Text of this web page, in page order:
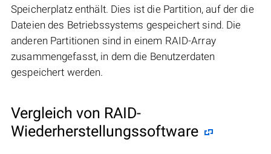
Speicherplatz enthält. Dies ist die Partition, auf der die
Dateien des Betriebssystems gespeichert sind. Die
anderen Partitionen sind in einem RAID-Array
zusammengefasst, in dem die Benutzerdaten
gespeichert werden.
Vergleich von RAID-
Wiederherstellungssoftware